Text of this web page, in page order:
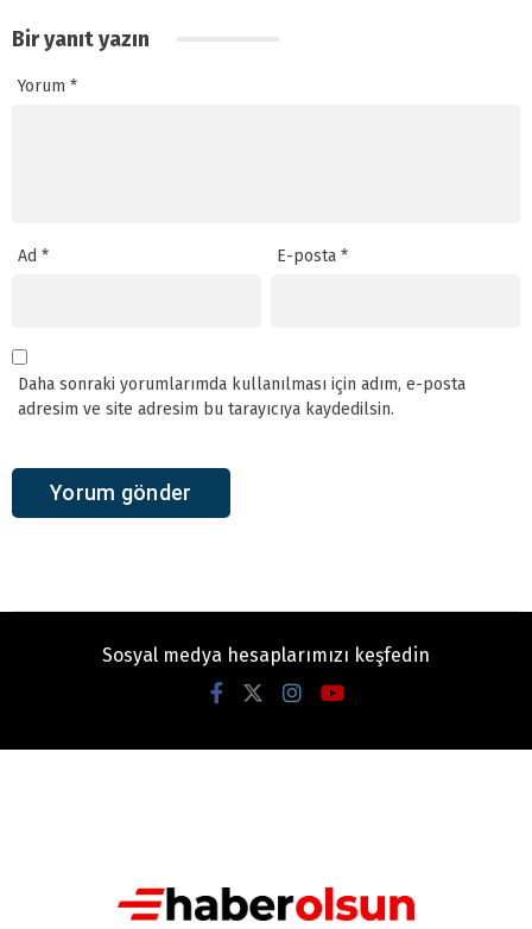
Bir yanıt yazın
Yorum *
Ad * E-posta*
Daha sonraki yorumlarımda kullanılması için adım, e-posta
adresim ve site adresim bu tarayıcıya kaydedilsin.
Sosyal medya hesaplarımızı keşfedin